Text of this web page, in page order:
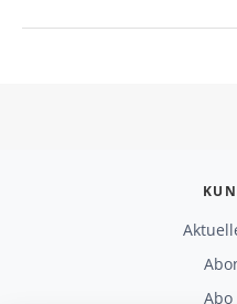
Abo